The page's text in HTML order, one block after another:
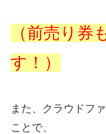
（前売り券
す！）
また、クラウドフ
ことで、